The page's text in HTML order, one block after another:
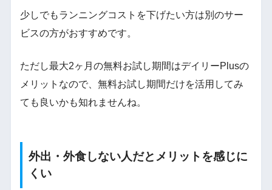
少しでもランニングコストを下げたい方は別のサー
ビスの方がおすすめです。
ただし最大2ヶ月の無料お試し期間はデイリーPlusの
メリットなので、無料お試し期間だけを活用してみ
ても良いかも知れませんね。
外出・外食しない人だとメリットを感じに
くい